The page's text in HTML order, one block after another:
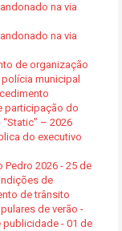
na via
na via
de organização
municipal
participação do
– 2026
do executivo
Pedro 2026 - 25 de
de
de trânsito
de verão -
- 01 de